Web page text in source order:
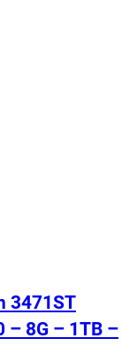
3471ST
– 8G – 1TB –